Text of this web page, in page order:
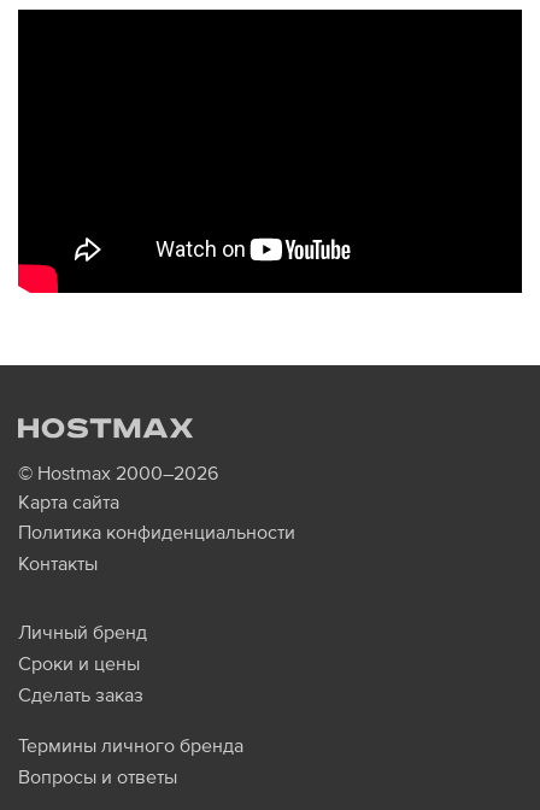
© Hostmax 2000–2026
Карта сайта
Политика конфиденциальности
Контакты
Личный бренд
Сроки и цены
Сделать заказ
Термины личного бренда
Вопросы и ответы